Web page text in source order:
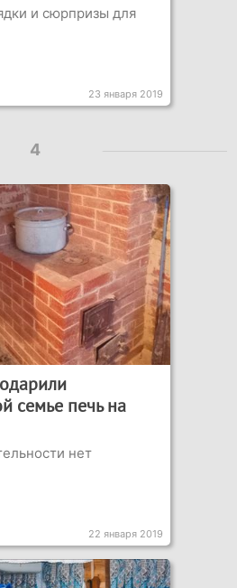
и сюрпризы для
23 января 2019
4
семье печь на
нет
22 января 2019